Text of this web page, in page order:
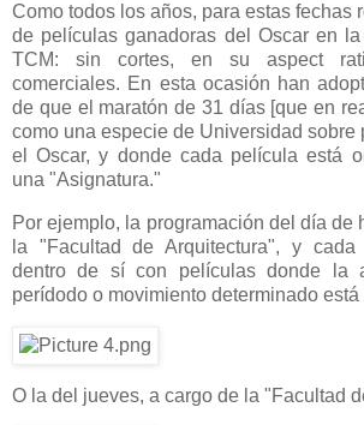
Como todos los años, para estas fechas
de películas ganadoras del Oscar en
TCM: sin cortes, en su aspect
comerciales. En esta ocasión han
de que el maratón de 31 días [que en
como una especie de Universidad sobre
el Oscar, y donde cada película está
una "Asignatura."
Por ejemplo, la programación del día de
la "Facultad de Arquitectura", y cada
dentro de sí con películas donde la
perídodo o movimiento determinado
O la del jueves, a cargo de la "Facultad